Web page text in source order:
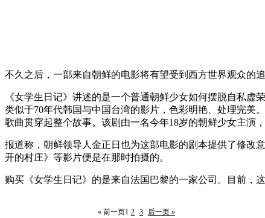
不久之后，一部来自朝鲜的电影将有望受到西方世界观众的
《女学生日记》讲述的是一个普通朝鲜少女如何摆脱自私
类似于70年代韩国与中国台湾的影片，色彩明艳、处理完美
歌曲贯穿起整个故事。该剧由一名今年18岁的朝鲜少女主演
报道称，朝鲜领导人金正日也为这部电影的剧本提供了修改
开的村庄》等影片便是在那时拍摄的。
购买《女学生日记》的是来自法国巴黎的一家公司。目前，
« 前一页1 2 3 后一页 »